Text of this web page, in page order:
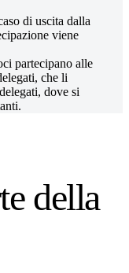
di uscita dalla
viene
partecipano alle
che li
dove si
della